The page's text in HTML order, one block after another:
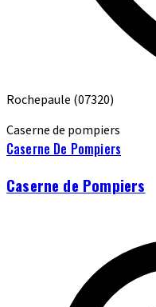
Rochepaule (07320)
Caserne de pompiers
Caserne De Pompiers
Caserne de Pompiers